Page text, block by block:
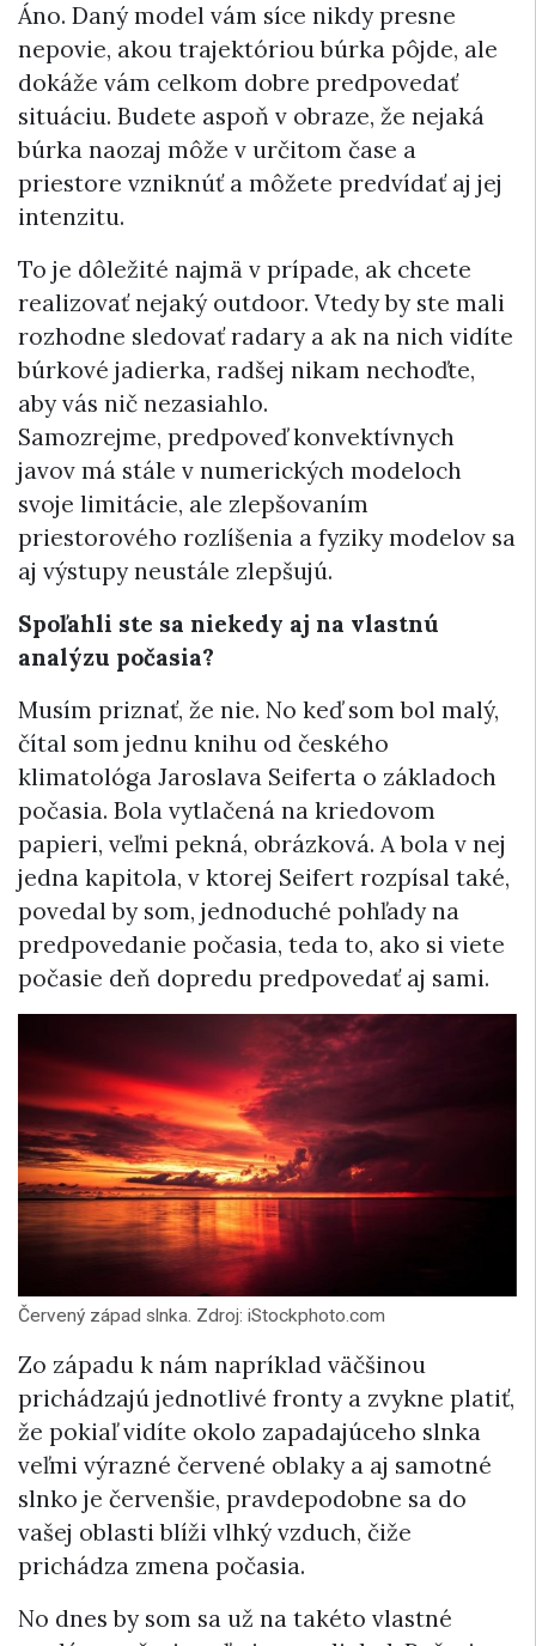
Áno. Daný model vám síce nikdy presne
nepovie, akou trajektóriou búrka pôjde, ale
dokáže vám celkom dobre predpovedať
situáciu. Budete aspoň v obraze, že nejaká
búrka naozaj môže v určitom čase a
priestore vzniknúť a môžete predvídať aj jej
intenzitu.
To je dôležité najmä v prípade, ak chcete
realizovať nejaký outdoor. Vtedy by ste mali
rozhodne sledovať radary a ak na nich vidíte
búrkové jadierka, radšej nikam nechoďte,
aby vás nič nezasiahlo.
Samozrejme, predpoveď konvektívnych
javov má stále v numerických modeloch
svoje limitácie, ale zlepšovaním
priestorového rozlíšenia a fyziky modelov sa
aj výstupy neustále zlepšujú.
Spoľahli ste sa niekedy aj na vlastnú
analýzu počasia?
Musím priznať, že nie. No keď som bol malý,
čítal som jednu knihu od českého
klimatológa Jaroslava Seiferta o základoch
počasia. Bola vytlačená na kriedovom
papieri, veľmi pekná, obrázková. A bola v nej
jedna kapitola, v ktorej Seifert rozpísal také,
povedal by som, jednoduché pohľady na
predpovedanie počasia, teda to, ako si viete
počasie deň dopredu predpovedať aj sami.
Červený západ slnka. Zdroj: iStockphoto.com
Zo západu k nám napríklad väčšinou
prichádzajú jednotlivé fronty a zvykne platiť,
že pokiaľ vidíte okolo zapadajúceho slnka
veľmi výrazné červené oblaky a aj samotné
slnko je červenšie, pravdepodobne sa do
vašej oblasti blíži vlhký vzduch, čiže
prichádza zmena počasia.
No dnes by som sa už na takéto vlastné